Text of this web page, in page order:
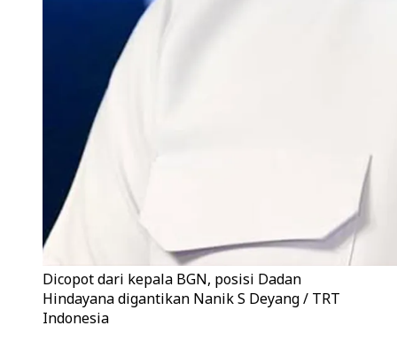
Dicopot dari kepala BGN, posisi Dadan
Hindayana digantikan Nanik S Deyang / TRT
Indonesia